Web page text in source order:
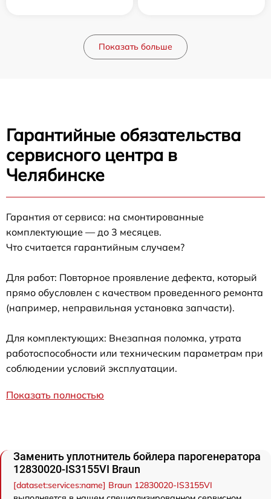
Показать больше
Гарантийные обязательства
сервисного центра в
Челябинске
Гарантия от сервиса: на смонтированные
комплектующие — до 3 месяцев.
Что считается гарантийным случаем?
Для работ: Повторное проявление дефекта, который
прямо обусловлен с качеством проведенного ремонта
(например, неправильная установка запчасти).
Для комплектующих: Внезапная поломка, утрата
работоспособности или техническим параметрам при
соблюдении условий эксплуатации.
Показать полностью
Заменить уплотнитель бойлера парогенератора
12830020-IS3155VI Braun
[dataset:services:name] Braun 12830020-IS3155VI